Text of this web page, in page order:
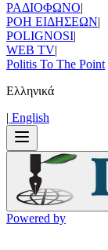
ΡΑΔΙΟΦΩΝΟ|
ΡΟΗ ΕΙΔΗΣΕΩΝ|
POLIGNOSI|
WEB TV|
Politis To The Point
Ελληνικά
| Εnglish
Powered by